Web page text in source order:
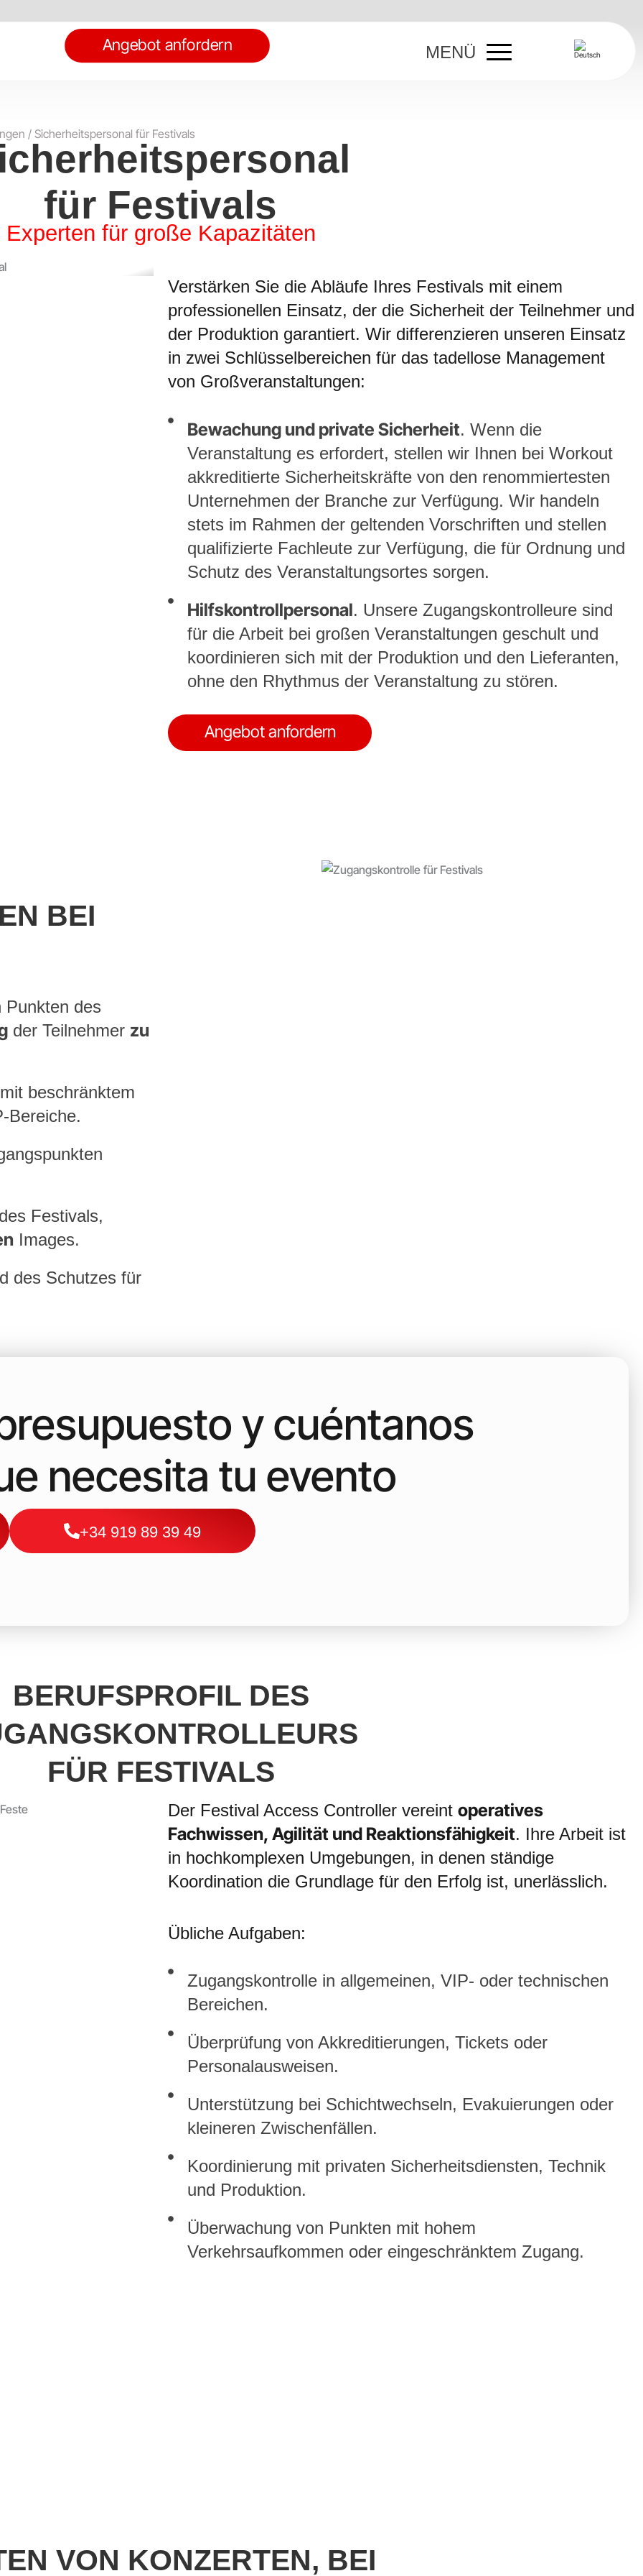
Angebot anfordern MENÜ
/ Sicherheitspersonal für Festivals
für Festivals
Experten für große Kapazitäten
Verstärken Sie die Abläufe Ihres Festivals mit einem
professionellen Einsatz, der die Sicherheit der Teilnehmer und
der Produktion garantiert. Wir differenzieren unseren Einsatz
in zwei Schlüsselbereichen für das tadellose Management
von Großveranstaltungen:
Bewachung und private Sicherheit. Wenn die
Veranstaltung es erfordert, stellen wir Ihnen bei Workout
akkreditierte Sicherheitskräfte von den renommiertesten
Unternehmen der Branche zur Verfügung. Wir handeln
stets im Rahmen der geltenden Vorschriften und stellen
qualifizierte Fachleute zur Verfügung, die für Ordnung und
Schutz des Veranstaltungsortes sorgen.
Hilfskontrollpersonal. Unsere Zugangskontrolleure sind
für die Arbeit bei großen Veranstaltungen geschult und
koordinieren sich mit der Produktion und den Lieferanten,
ohne den Rhythmus der Veranstaltung zu stören.
Angebot anfordern
BEI
Punkten des
der Teilnehmer zu
beschränktem
Bereiche.
Festivals,
Images.
des Schutzes für
y cuéntanos
necesita tu evento
+34 919 89 39 49
BERUFSPROFIL DES
FÜR FESTIVALS
Der Festival Access Controller vereint operatives
Fachwissen, Agilität und Reaktionsfähigkeit. Ihre Arbeit ist
in hochkomplexen Umgebungen, in denen ständige
Koordination die Grundlage für den Erfolg ist, unerlässlich.
Übliche Aufgaben:
Zugangskontrolle in allgemeinen, VIP- oder technischen
Bereichen.
Überprüfung von Akkreditierungen, Tickets oder
Personalausweisen.
Unterstützung bei Schichtwechseln, Evakuierungen oder
kleineren Zwischenfällen.
Koordinierung mit privaten Sicherheitsdiensten, Technik
und Produktion.
Überwachung von Punkten mit hohem
Verkehrsaufkommen oder eingeschränktem Zugang.
VON KONZERTEN, BEI